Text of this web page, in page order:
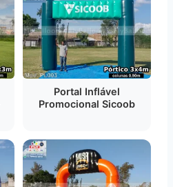
Portal Inflável
Promocional Sicoob